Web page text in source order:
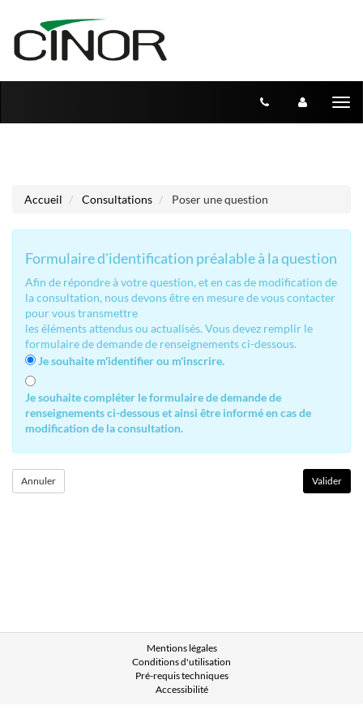
Accueil Consultations Poser une question
Formulaire d'identification préalable à la question
Afin de répondre à votre question, et en cas de modification de
la consultation, nous devons être en mesure de vous contacter
pour vous transmettre
les éléments attendus ou actualisés. Vous devez remplir le
formulaire de demande de renseignements ci-dessous.
Je souhaite m'identifier ou m'inscrire.
Je souhaite compléter le formulaire de demande de
renseignements ci-dessous et ainsi être informé en cas de
modification de la consultation.
Mentions légales
Conditions d'utilisation
Pré-requis techniques
Accessibilité